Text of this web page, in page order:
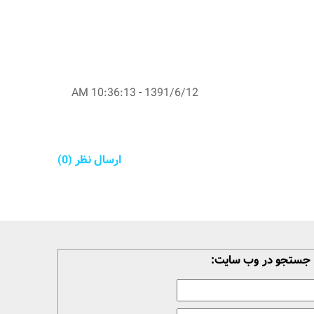
1391/6/12
-
10:36:13 AM
ارسال نظر (0)
جستجو در وب سایت: